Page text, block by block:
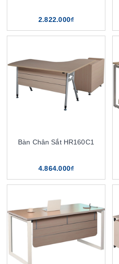
2.822.000₫
Bàn Chân Sắt HR160C1
4.864.000₫